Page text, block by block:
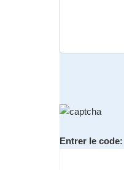
Entrer le code: